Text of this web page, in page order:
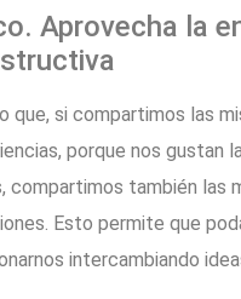
Aprovecha la
que, si compartimos las
porque nos gustan
compartimos también las
Esto permite que
intercambiando